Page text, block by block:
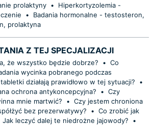
prolaktyny •
Hiperkortyzolemia -
•
Badania hormonalne - testosteron,
prolaktyna
Z TEJ SPECJALIZACJI
że wszystko będzie dobrze? • Co
wycinka pobranego podczas
działają prawidłowo w tej sytuacji?
•
ochrona antykoncepcyjna?
• Czy
mnie martwić?
• Czy jestem chroniona
bez prezerwatywy?
• Co zrobić jak
Jak leczyć dalej te niedrożne jajowody?
•